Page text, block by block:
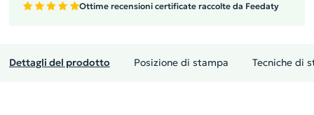
Ottime recensioni certificate raccolte da Feedaty
Dettagli del prodotto Posizione di stampa Tecniche di